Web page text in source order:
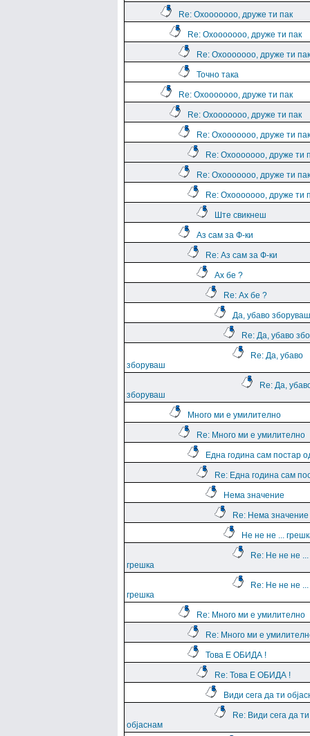
Re: Охооооооо, друже ти пак
Re: Охооооооо, друже ти пак
Re: Охооооооо, друже ти пак
Точно така
Re: Охооооооо, друже ти пак
Re: Охооооооо, друже ти пак
Re: Охооооооо, друже ти пак
Re: Охооооооо, друже ти
Re: Охооооооо, друже ти пак
Re: Охооооооо, друже ти
Ште свикнеш
Аз сам за Ф-ки
Re: Аз сам за Ф-ки
Ах бе ?
Re: Ах бе ?
Да, убаво зборуваш
Re: Да, убаво
Re: Да, убаво
зборуваш
Re: Да,
зборуваш
Много ми е умилително
Re: Много ми е умилително
Една година сам постар
Re: Една година сам
Нема значение
Re: Нема значение
Не не не ...
Re: Не не не ...
грешка
Re: Не не не ...
грешка
Re: Много ми е умилително
Re: Много ми е
Това Е ОБИДА !
Re: Това Е ОБИДА !
Види сега да ти
Re: Види сега да ти
објаснам